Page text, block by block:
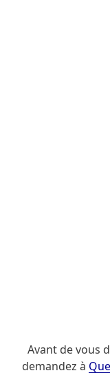
Avant de vous
demandez à